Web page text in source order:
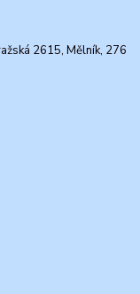
2615, Mělník, 276